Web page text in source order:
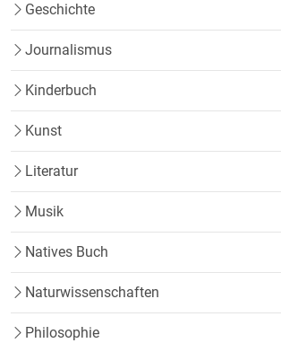
Geschichte
Journalismus
Kinderbuch
Kunst
Literatur
Musik
Natives Buch
Naturwissenschaften
Philosophie